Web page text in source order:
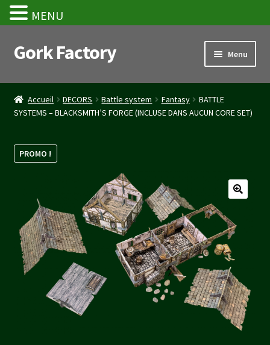
Aller
à
navigation
Aller
au
Gork Factory Menu
Accueil
CGV
Mon compte
Stripe Payment Success Page
Validation de la commande
Accueil DECORS Battle system Fantasy
BATTLE
SYSTEMS – BLACKSMITH’S FORGE (INCLUSE DANS AUCUN CORE SET)
PROMO !
MENU